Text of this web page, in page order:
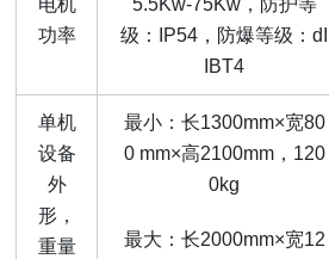
电机
功率
5.5Kw-75Kw，防护等
级：IP54，防爆等级：dI
IBT4
单机
设备
外
形，
重量
最小：长1300mm×宽80
0 mm×高2100mm，120
0kg
最大：长2000mm×宽12